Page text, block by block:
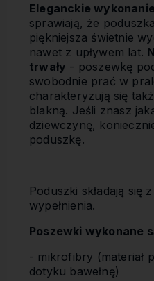
Eleganckie
sprawiają, że
piękniejsza świetnie
nawet z upływem lat.
trwały - poszewkę
swobodnie prać w
charakteryzują się
blakną. Jeśli znasz
dziewczynę,
poduszkę.
Poduszki składają się
wypełnienia.
Poszewki wykonane
- mikrofibry (materiał
dotyku bawełnę)